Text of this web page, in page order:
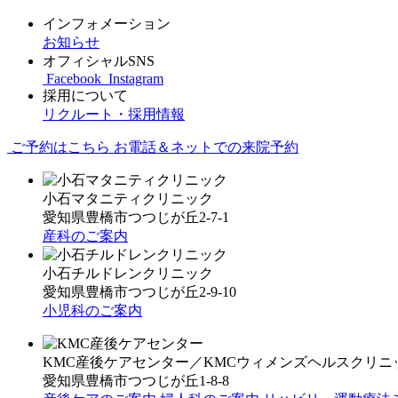
インフォメーション
お知らせ
オフィシャルSNS
Facebook Instagram
採用について
リクルート・採用情報
ご予約はこちら お電話＆ネットでの来院予約
小石マタニティクリニック
愛知県豊橋市つつじが丘2-7-1
産科のご案内
小石チルドレンクリニック
愛知県豊橋市つつじが丘2-9-10
小児科のご案内
KMC産後ケアセンター／KMCウィメンズヘルスクリニ
愛知県豊橋市つつじが丘1-8-8